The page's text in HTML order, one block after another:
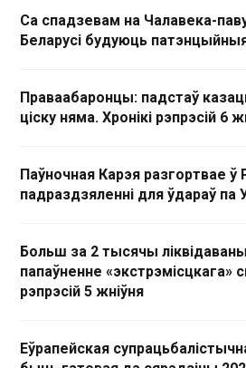
Са спадзевам на Чалавека-
Беларусі будуюць
Праваабаронцы: падстаў
ціску няма. Хронікі рэпрэсій 6
Паўночная Карэя разгортвае
падраздзяленні для ўдараў па
Больш за 2 тысячы
папаўненне «экстрэмісцкага»
рэпрэсій 5 жніўня
Еўрапейская